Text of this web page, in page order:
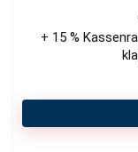
+ 15 %